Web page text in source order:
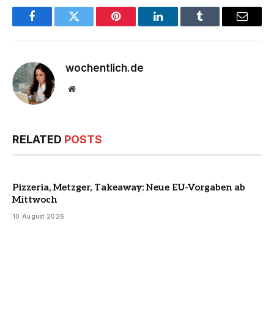
FacebookTwitter Pinterest LinkedInTumblr Email
wochentlich.de
Website
RELATED POSTS
Pizzeria, Metzger, Takeaway: Neue EU-Vorgaben ab
Mittwoch
10 August 2026